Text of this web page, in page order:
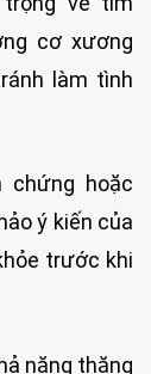
cơ xương
làm tình
chứng hoặc
ý kiến của
trước khi
năng thăng